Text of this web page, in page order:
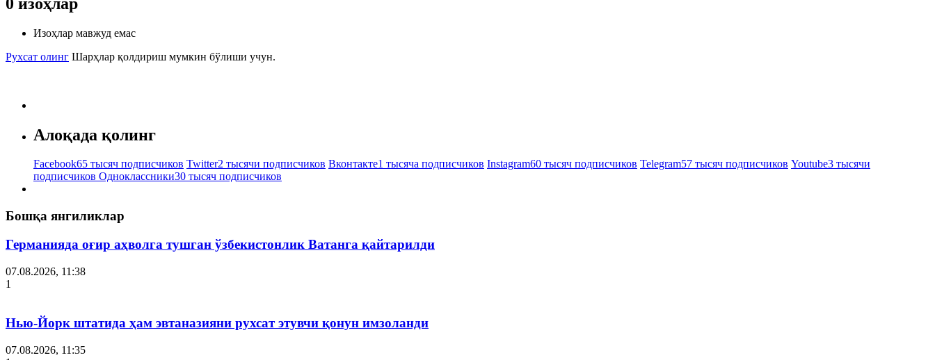
Изоҳлар мавжуд емас
Рухсат олинг Шарҳлар қолдириш мумкин бўлиши учун.
Алоқада қолинг
Facebook65 тысяч подписчиков Twitter2 тысячи подписчиков Вконтакте1 тысяча подписчиков Instagram60 тысяч подписчиков Telegram57 тысяч подписчиков Youtube3 тысячи
подписчиков Одноклассники30 тысяч подписчиков
Бошқа янгиликлар
Германияда оғир аҳволга тушган ўзбекистонлик Ватанга қайтарилди
07.08.2026, 11:38
1
Нью-Йорк штатида ҳам эвтаназияни рухсат этувчи қонун имзоланди
07.08.2026, 11:35